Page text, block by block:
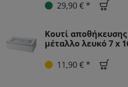
29,90 € *
Κουτί
μέταλλο λευκό 7 x
11,90 € *